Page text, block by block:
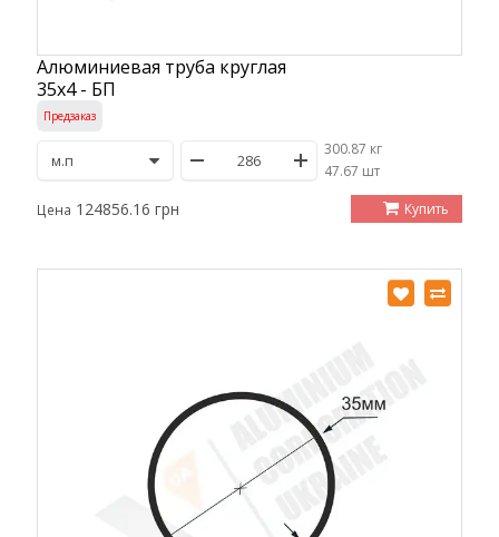
Алюминиевая труба круглая
35х4 - БП
Предзаказ
300.87 кг
/47.67 шт
Цена 124856.16 грн Купить